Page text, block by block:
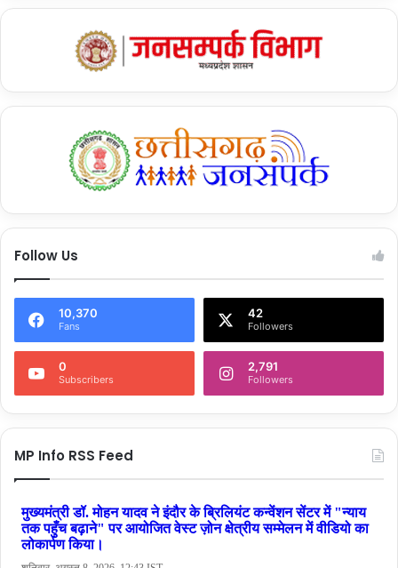
Follow Us
10,370
Fans
42
Followers
0
Subscribers
2,791
Followers
MP Info RSS Feed